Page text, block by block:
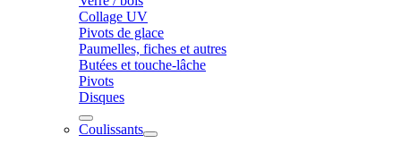
Collage UV
Pivots de glace
Paumelles, fiches et autres
Butées et touche-lâche
Pivots
Disques
Coulissants